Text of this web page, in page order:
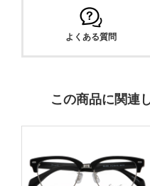
よくある質問
この商品に関連